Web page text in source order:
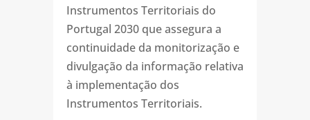
Instrumentos Territoriais do
Portugal 2030 que assegura a
continuidade da monitorização e
divulgação da informação relativa
à implementação dos
Instrumentos Territoriais.